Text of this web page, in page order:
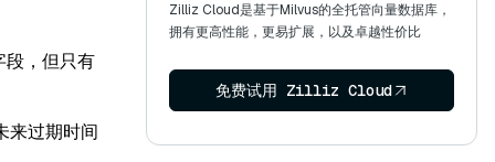
段，但只有
来过期时间
Zilliz Cloud是基于Milvus的全托管向量数据库，
拥有更高性能，更易扩展，以及卓越性价比
免费试用 Zilliz Cloud